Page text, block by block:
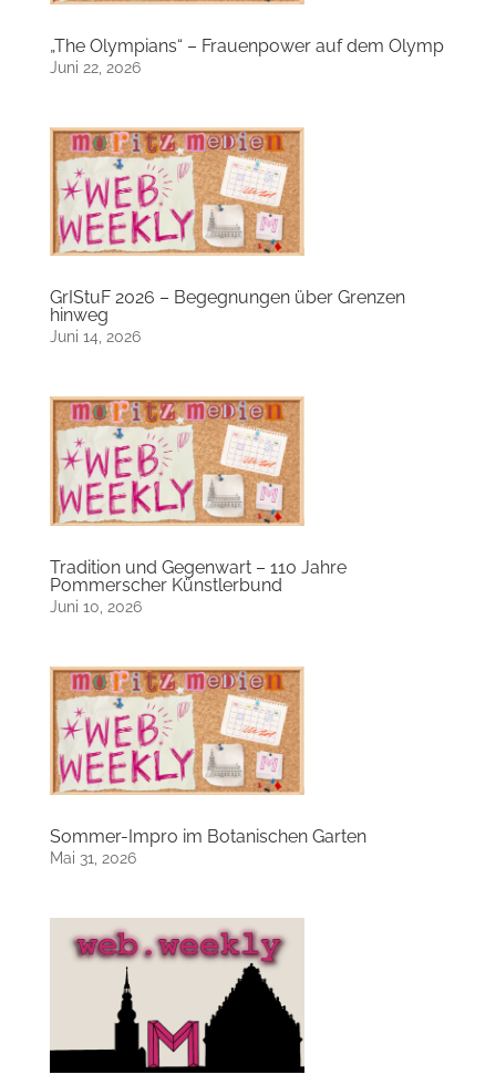
„The Olympians“ – Frauenpower auf dem Olymp
Juni 22, 2026
GrIStuF 2026 – Begegnungen über Grenzen
hinweg
Juni 14, 2026
Tradition und Gegenwart – 110 Jahre
Pommerscher Künstlerbund
Juni 10, 2026
Sommer-Impro im Botanischen Garten
Mai 31, 2026